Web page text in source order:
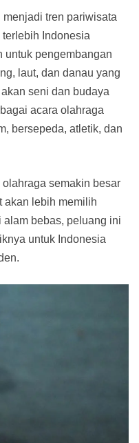
tren pariwisata
Indonesia
untuk pengembangan
laut, dan danau yang
seni dan budaya
acara olahraga
bersepeda, atletik, dan
semakin besar
akan lebih memilih
alam bebas, peluang ini
untuk Indonesia